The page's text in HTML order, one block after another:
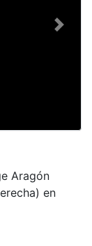
Next
Aragón
en